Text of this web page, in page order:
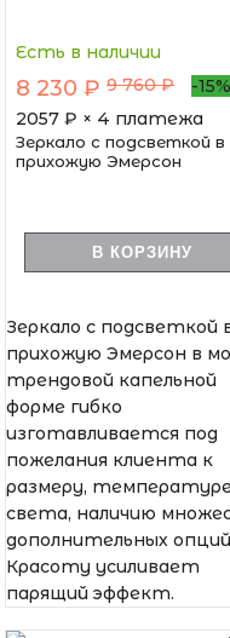
Есть в наличии
8 230 ₽ 9 760 ₽
-15%
2057 ₽ × 4 платежа
Зеркало с подсветкой в
прихожую Эмерсон
В КОРЗИНУ
Зеркало с подсветкой
прихожую Эмерсон в
трендовой капельной
форме гибко
изготавливается под
пожелания клиента к
размеру,
света, наличию
дополнительных
Красоту усиливает
парящий эффект.